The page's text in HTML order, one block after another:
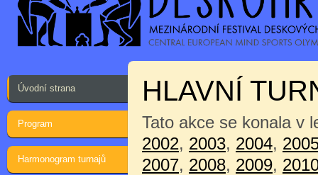
Úvodní strana
Program
Harmonogram turnajů
HLAVNÍ
Tato akce se konala v
2002, 2003, 2004,
2007, 2008, 2009,